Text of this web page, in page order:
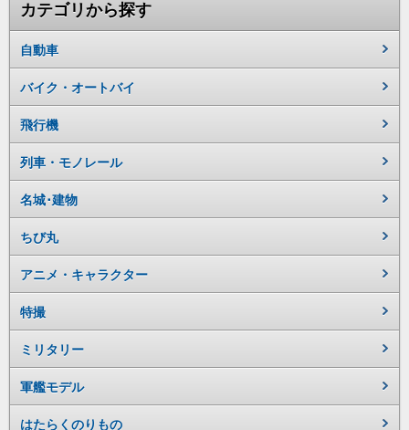
カテゴリから探す
自動車
バイク・オートバイ
飛行機
列車・モノレール
名城･建物
ちび丸
アニメ・キャラクター
特撮
ミリタリー
軍艦モデル
はたらくのりもの